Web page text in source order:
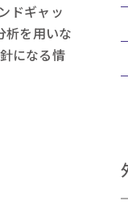
ドギャッ
析を用いな
になる情